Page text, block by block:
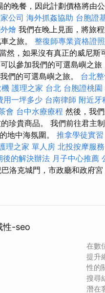
晚餐，因此計劃價格將由
公司 海外抓姦協助 台胞證
燴 我們在晚上見面，將旅
之旅。 整復師專業資格證照
然，如果沒有真正的威尼斯
以參加我們的可選島嶼之
們的可選島嶼之旅。 台北
護理之家 台北 台胞證桃園
用一坪多少 台南律師 附近牙
會 台中水療療程 然後，我
珍貴商品。 我們前往君主
地中海氛圍。 推拿學徒實習
理之家 單人房 北投按摩服務
後的解決辦法 月子中心推薦
洛克城門，市政廳和政府宮
性-seo
在數
提升
性的
搜尋
潛在